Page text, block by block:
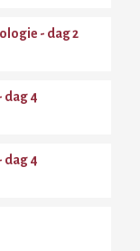
- dag 2
dag 4
dag 4